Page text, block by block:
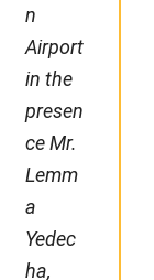
n
Airport
in the
presen
ce Mr.
Lemm
a
Yedec
ha,